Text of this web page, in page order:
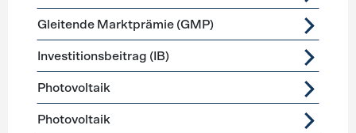
Gleitende Marktprämie (GMP)
Investitionsbeitrag (IB)
Photovoltaik
Photovoltaik